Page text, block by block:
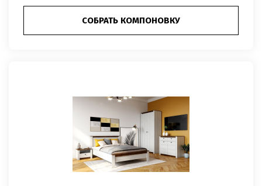
СОБРАТЬ КОМПОНОВКУ